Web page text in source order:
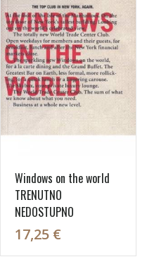
Windows on the world
TRENUTNO
NEDOSTUPNO
17,25 €